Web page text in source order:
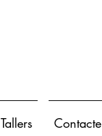
Tallers Contacte